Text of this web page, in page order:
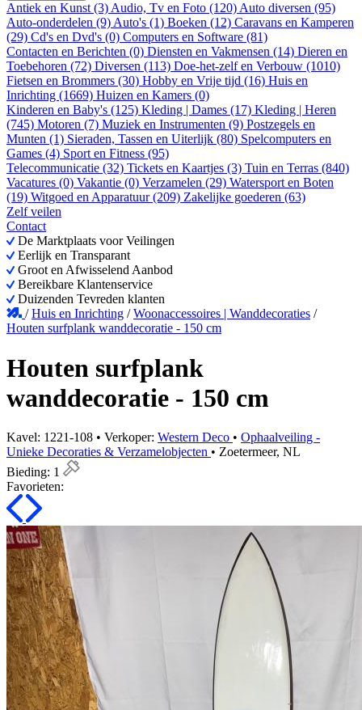
Antiek en Kunst (3) Audio, Tv en Foto (120) Auto diversen (95)
Auto-onderdelen (9) Auto's (1) Boeken (12) Caravans en Kamperen
(29) Cd's en Dvd's (0) Computers en Software (81)
Contacten en Berichten (0) Diensten en Vakmensen (14) Dieren en
Toebehoren (72) Diversen (113) Doe-het-zelf en Verbouw (1010)
Fietsen en Brommers (30) Hobby en Vrije tijd (16) Huis en
Inrichting (1669) Huizen en Kamers (0)
Kinderen en Baby's (125) Kleding | Dames (17) Kleding | Heren
(745) Motoren (7) Muziek en Instrumenten (9) Postzegels en
Munten (1) Sieraden, Tassen en Uiterlijk (80) Spelcomputers en
Games (4) Sport en Fitness (95)
Telecommunicatie (32) Tickets en Kaartjes (3) Tuin en Terras (840)
Vacatures (0) Vakantie (0) Verzamelen (29) Watersport en Boten
(19) Witgoed en Apparatuur (209) Zakelijke goederen (63)
Zelf veilen
Contact
De Marktplaats voor Veilingen
Eerlijk en Transparant
Groot en Afwisselend Aanbod
Bereikbare Klantenservice
Duizenden Tevreden klanten
/Huis en Inrichting /Woonaccessoires | Wanddecoraties /
Houten surfplank wanddecoratie - 150 cm
Houten surfplank
wanddecoratie - 150 cm
Kavel: 1221-108 • Verkoper: Western Deco • Ophaalveiling -
Unieke Decoraties & Verzamelobjecten • Zoetermeer, NL
Bieding: 1
Favorieten: